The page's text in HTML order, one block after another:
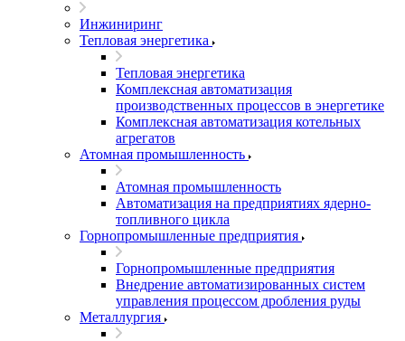
Инжиниринг
Тепловая энергетика
Тепловая энергетика
Комплексная автоматизация
производственных процессов в энергетике
Комплексная автоматизация котельных
агрегатов
Атомная промышленность
Атомная промышленность
Автоматизация на предприятиях ядерно-
топливного цикла
Горнопромышленные предприятия
Горнопромышленные предприятия
Внедрение автоматизированных систем
управления процессом дробления руды
Металлургия